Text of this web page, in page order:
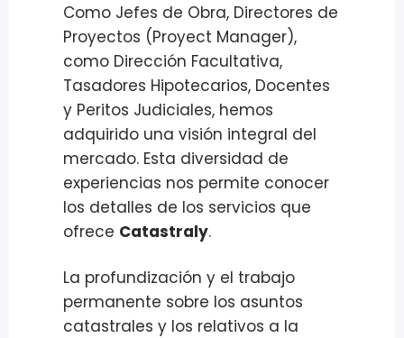
Como Jefes de Obra, Directores de
Proyectos (Proyect Manager),
como Dirección Facultativa,
Tasadores Hipotecarios, Docentes
y Peritos Judiciales, hemos
adquirido una visión integral del
mercado. Esta diversidad de
experiencias nos permite conocer
los detalles de los servicios que
ofrece Catastraly.
La profundización y el trabajo
permanente sobre los asuntos
catastrales y los relativos a la